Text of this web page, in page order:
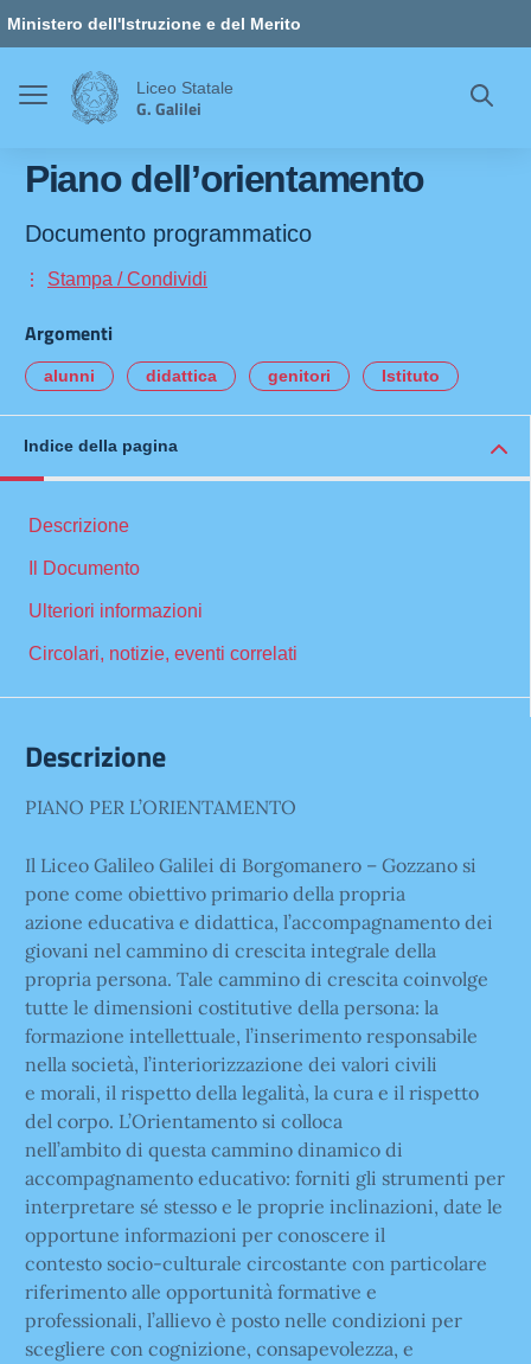
Ministero dell'Istruzione e del Merito
Liceo Statale
G. Galilei
Piano dell’orientamento
Documento programmatico
Stampa / Condividi
Argomenti
alunni didattica genitori Istituto
Indice della pagina
Descrizione
Il Documento
Ulteriori informazioni
Circolari, notizie, eventi correlati
Descrizione
PIANO PER L’ORIENTAMENTO
Il Liceo Galileo Galilei di Borgomanero – Gozzano si
pone come obiettivo primario della propria
azione educativa e didattica, l’accompagnamento dei
giovani nel cammino di crescita integrale della
propria persona. Tale cammino di crescita coinvolge
tutte le dimensioni costitutive della persona: la
formazione intellettuale, l’inserimento responsabile
nella società, l’interiorizzazione dei valori civili
e morali, il rispetto della legalità, la cura e il rispetto
del corpo. L’Orientamento si colloca
nell’ambito di questa cammino dinamico di
accompagnamento educativo: forniti gli strumenti per
interpretare sé stesso e le proprie inclinazioni, date le
opportune informazioni per conoscere il
contesto socio-culturale circostante con particolare
riferimento alle opportunità formative e
professionali, l’allievo è posto nelle condizioni per
scegliere con cognizione, consapevolezza, e